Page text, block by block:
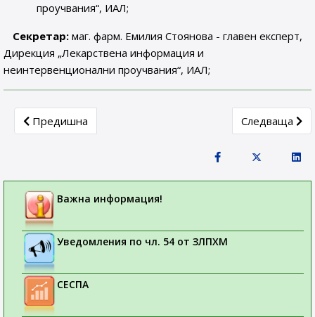
проучвания“, ИАЛ;
Секретар: маг. фарм. Емилия Стоянова - главен експерт,
Дирекция „Лекарствена информация и
неинтервенционални проучвания“, ИАЛ;
Previous article: Комисия за лекарствени продукти с
Предишна Next article:
Следваща
Важна информация!
Уведомления по чл. 54 от ЗЛПХМ
СЕСПА